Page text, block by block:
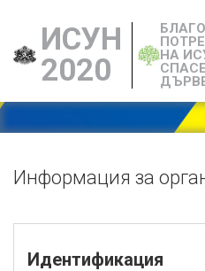
ИСУН
2020
НА
Информация за
Идентификация